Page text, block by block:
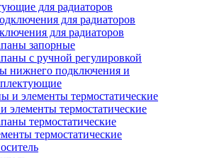
для радиаторов
для радиаторов
запорные
с ручной регулировкой
нижнего подключения и
элементы термостатические
термостатические
термостатические